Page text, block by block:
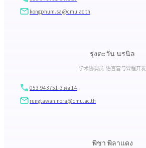
kongphum.sa@cmu.ac.th
รุ่งตะวัน นรนิล
学术协调员 语言营与课程开发
053-943751-3 ต่อ 14
rungtawan.nora@cmu.ac.th
พิชา พิลาแดง